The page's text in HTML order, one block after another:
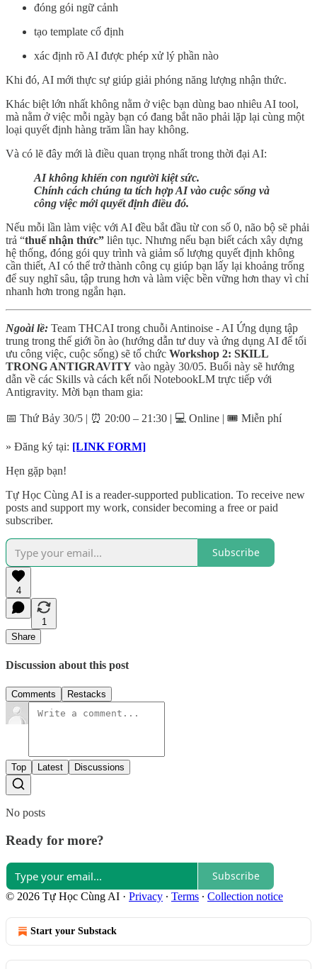
đóng gói ngữ cảnh
tạo template cố định
xác định rõ AI được phép xử lý phần nào
Khi đó, AI mới thực sự giúp giải phóng năng lượng nhận thức.
Khác biệt lớn nhất không nằm ở việc bạn dùng bao nhiêu AI tool,
mà nằm ở việc mỗi ngày bạn có đang bắt não phải lặp lại cùng một
loại quyết định hàng trăm lần hay không.
Và có lẽ đây mới là điều quan trọng nhất trong thời đại AI:
AI không khiến con người kiệt sức.
Chính cách chúng ta tích hợp AI vào cuộc sống và
công việc mới quyết định điều đó.
Nếu mỗi lần làm việc với AI đều bắt đầu từ con số 0, não bộ sẽ phải
trả “thuế nhận thức” liên tục. Nhưng nếu bạn biết cách xây dựng
hệ thống, đóng gói quy trình và giảm số lượng quyết định không
cần thiết, AI có thể trở thành công cụ giúp bạn lấy lại khoảng trống
để suy nghĩ sâu, tập trung hơn và làm việc bền vững hơn thay vì chỉ
nhanh hơn trong ngắn hạn.
Ngoài lề: Team THCAI trong chuỗi Antinoise - AI Ứng dụng tập
trung trong thế giới ồn ào (hướng dẫn tư duy và ứng dụng AI để tối
ưu công việc, cuộc sống) sẽ tổ chức Workshop 2: SKILL
TRONG ANTIGRAVITY vào ngày 30/05. Buổi này sẽ hướng
dẫn về các Skills và cách kết nối NotebookLM trực tiếp với
Antigravity. Mời bạn tham gia:
📅 Thứ Bảy 30/5 | ⏰ 20:00 – 21:30 | 💻 Online | 🎟️ Miễn phí
» Đăng ký tại: [LINK FORM]
Hẹn gặp bạn!
Tự Học Cùng AI is a reader-supported publication. To receive new
posts and support my work, consider becoming a free or paid
subscriber.
Subscribe
4
1
Share
Discussion about this post
Comments Restacks
Top Latest Discussions
No posts
Ready for more?
Subscribe
© 2026 Tự Học Cùng AI · Privacy ∙ Terms ∙ Collection notice
Start your Substack